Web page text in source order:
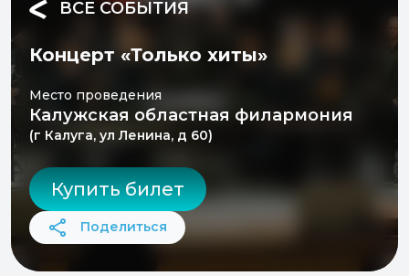
ВСЕ СОБЫТИЯ
Концерт «Только хиты»
Место проведения
Калужская областная филармония
(г Калуга, ул Ленина, д 60)
Купить билет
Поделиться